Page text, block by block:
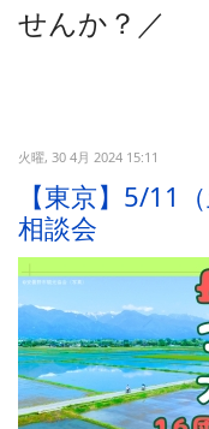
せんか？ ／
火曜, 30 4月 2024 15:11
【東京】5/11
相談会